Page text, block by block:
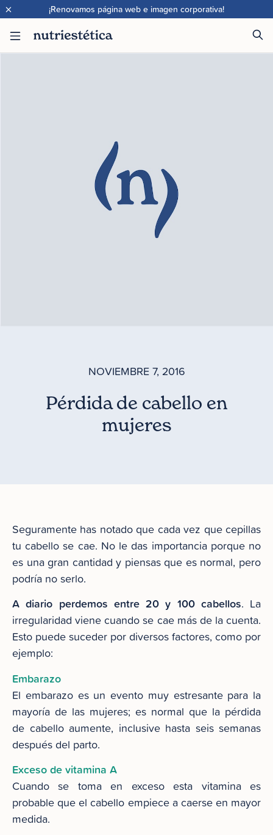
¡Renovamos página web e imagen corporativa!
×
NOVIEMBRE 7, 2016
Pérdida de cabello en
mujeres
Seguramente has notado que cada vez que cepillas
tu cabello se cae. No le das importancia porque no
es una gran cantidad y piensas que es normal, pero
podría no serlo.
A diario perdemos entre 20 y 100 cabellos. La
irregularidad viene cuando se cae más de la cuenta.
Esto puede suceder por diversos factores, como por
ejemplo:
Embarazo
El embarazo es un evento muy estresante para la
mayoría de las mujeres; es normal que la pérdida
de cabello aumente, inclusive hasta seis semanas
después del parto.
Exceso de vitamina A
Cuando se toma en exceso esta vitamina es
probable que el cabello empiece a caerse en mayor
medida.